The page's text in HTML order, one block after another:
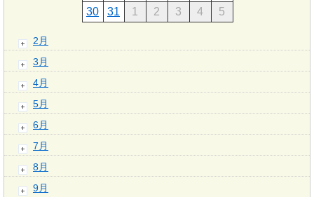
30
31 1 2 3 4 5
2月
3月
4月
5月
6月
7月
8月
9月